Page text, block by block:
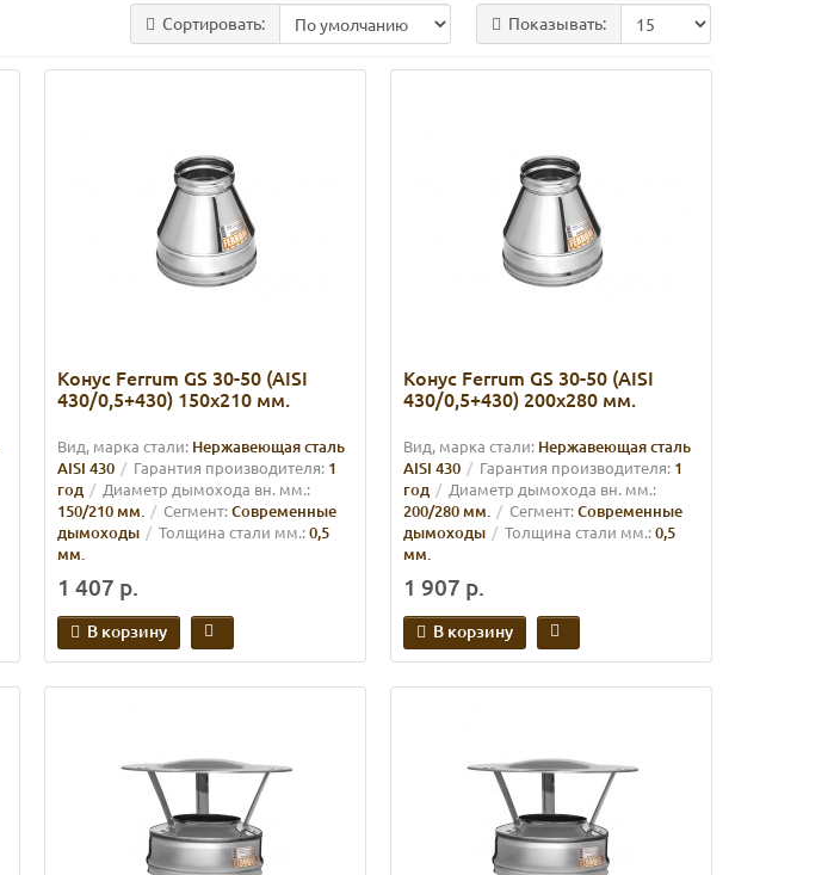
Сортировать: Показывать:
Конус Ferrum GS 30-50 (AISI
430/0,5+430) 150х210 мм.
Вид, марка стали: Нержавеющая сталь
AISI 430
Гарантия производителя: 1
год
Диаметр дымохода вн. мм.:
150/210 мм. Сегмент:Современные
дымоходы
Толщина стали мм.:0,5
мм.
1 407 р.
В корзину
Конус Ferrum GS 30-50 (AISI
430/0,5+430) 200х280 мм.
Вид, марка стали: Нержавеющая сталь
AISI 430
Гарантия производителя: 1
год
Диаметр дымохода вн. мм.:
200/280 мм. Сегмент:Современные
дымоходы
Толщина стали мм.:0,5
мм.
1 907 р.
В корзину